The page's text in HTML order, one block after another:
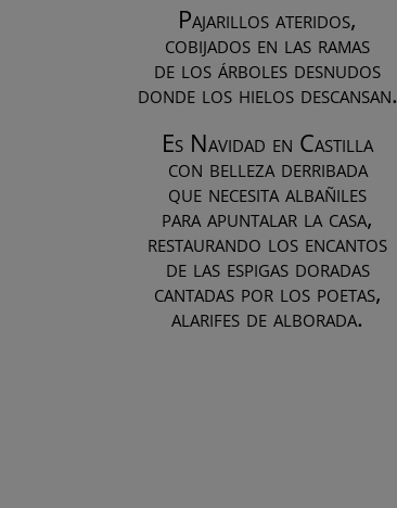
Pajarillos ateridos,
cobijados en las ramas
de los árboles desnudos
donde los hielos descansan.
Es Navidad en Castilla
con belleza derribada
que necesita albañiles
para apuntalar la casa,
restaurando los encantos
de las espigas doradas
cantadas por los poetas,
alarifes de alborada.